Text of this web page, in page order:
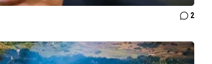
2